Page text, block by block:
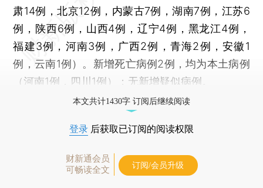
肃14例，北京12例，内蒙古7例，湖南7例，江苏6
例，陕西6例，山西4例，辽宁4例，黑龙江4例，
福建3例，河南3例，广西2例，青海2例，安徽1
例，云南1例）。新增死亡病例2例，均为本土病例
（河南1例，四川1例）；无新增疑似病例。
本文共计1430字 订阅后继续阅读
登录 后获取已订阅的阅读权限
财新通会员
可畅读全文
订阅/会员升级